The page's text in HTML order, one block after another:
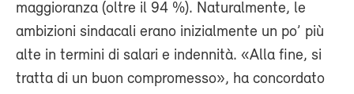
maggioranza (oltre il 94 %). Naturalmente, le
ambizioni sindacali erano inizialmente un po’ più
alte in termini di salari e indennità. «Alla fine, si
tratta di un buon compromesso», ha concordato